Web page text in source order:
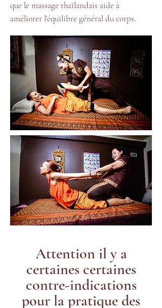
que le massage thaïlandais aide à
améliorer l'équilibre général du corps.
Attention il y a
certaines certaines
contre-indications
pour la pratique des